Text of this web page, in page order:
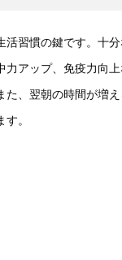
活習慣の鍵です。十分
力アップ、免疫力向
た、翌朝の時間が増
。